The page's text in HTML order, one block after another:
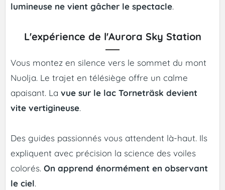
lumineuse ne vient gâcher le spectacle.
L'expérience de l'Aurora Sky Station
Vous montez en silence vers le sommet du mont
Nuolja. Le trajet en télésiège offre un calme
apaisant. La vue sur le lac Torneträsk devient
vite vertigineuse.
Des guides passionnés vous attendent là-haut. Ils
expliquent avec précision la science des voiles
colorés. On apprend énormément en observant
le ciel.